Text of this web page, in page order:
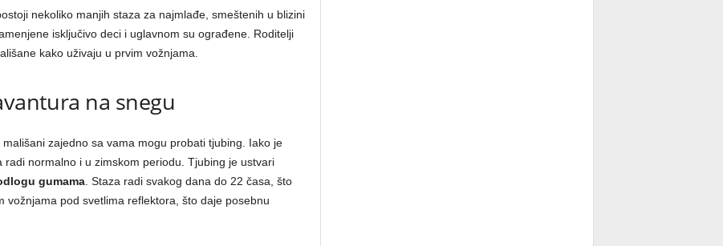
nekoliko manjih staza za najmlađe, smeštenih u blizini
isključivo deci i uglavnom su ograđene. Roditelji
kako uživaju u prvim vožnjama.
na snegu
zajedno sa vama mogu probati tjubing. Iako je
normalno i u zimskom periodu. Tjubing je ustvari
gumama. Staza radi svakog dana do 22 časa, što
vožnjama pod svetlima reflektora, što daje posebnu